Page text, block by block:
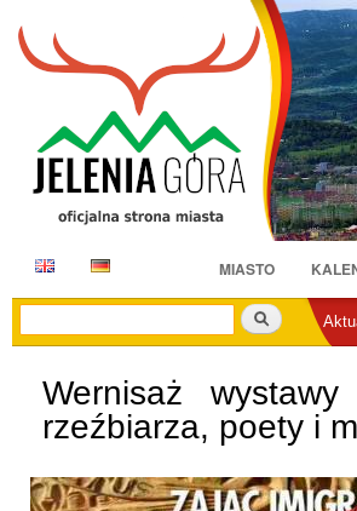
E
D
MIASTO
Szukaj
Wernisaż
rzeźbiarza, poety i